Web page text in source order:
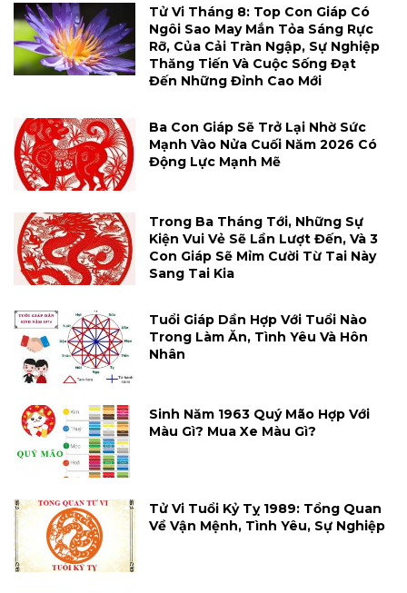
Tử Vi Tháng 8: Top Con Giáp Có
Ngôi Sao May Mắn Tỏa Sáng Rực
Rỡ, Của Cải Tràn Ngập, Sự Nghiệp
Thăng Tiến Và Cuộc Sống Đạt
Đến Những Đỉnh Cao Mới
Ba Con Giáp Sẽ Trở Lại Nhờ Sức
Mạnh Vào Nửa Cuối Năm 2026 Có
Động Lực Mạnh Mẽ
Trong Ba Tháng Tới, Những Sự
Kiện Vui Vẻ Sẽ Lần Lượt Đến, Và 3
Con Giáp Sẽ Mỉm Cười Từ Tai Này
Sang Tai Kia
Tuổi Giáp Dần Hợp Với Tuổi Nào
Trong Làm Ăn, Tình Yêu Và Hôn
Nhân
Sinh Năm 1963 Quý Mão Hợp Với
Màu Gì? Mua Xe Màu Gì?
Tử Vi Tuổi Kỷ Tỵ 1989: Tổng Quan
Về Vận Mệnh, Tình Yêu, Sự Nghiệp